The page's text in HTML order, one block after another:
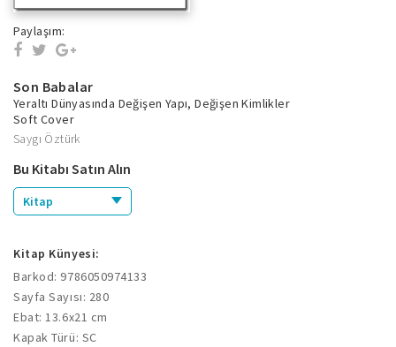
Paylaşım:
Son Babalar
Yeraltı Dünyasında Değişen Yapı, Değişen Kimlikler
Soft Cover
Saygı Öztürk
Bu Kitabı Satın Alın
Kitap
Kitap Künyesi:
Barkod: 9786050974133
Sayfa Sayısı: 280
Ebat: 13.6x21 cm
Kapak Türü: SC